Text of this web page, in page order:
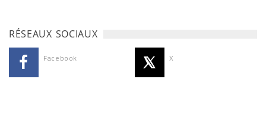
RÉSEAUX SOCIAUX
Facebook X